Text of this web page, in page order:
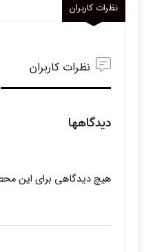
نظرات کاربران
نظرات کاربران
دیدگاهها
هیچ دیدگاهی برای این